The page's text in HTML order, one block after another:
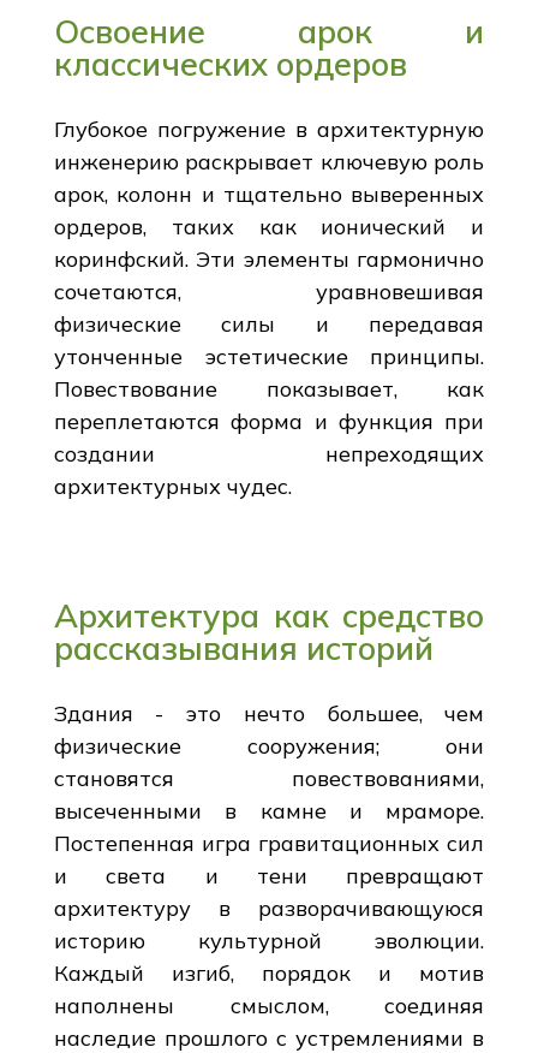
Освоение арок и
классических ордеров
Глубокое погружение в архитектурную
инженерию раскрывает ключевую роль
арок, колонн и тщательно выверенных
ордеров, таких как ионический и
коринфский. Эти элементы гармонично
сочетаются, уравновешивая
физические силы и передавая
утонченные эстетические принципы.
Повествование показывает, как
переплетаются форма и функция при
создании непреходящих
архитектурных чудес.
Архитектура как средство
рассказывания историй
Здания - это нечто большее, чем
физические сооружения; они
становятся повествованиями,
высеченными в камне и мраморе.
Постепенная игра гравитационных сил
и света и тени превращают
архитектуру в разворачивающуюся
историю культурной эволюции.
Каждый изгиб, порядок и мотив
наполнены смыслом, соединяя
наследие прошлого с устремлениями в